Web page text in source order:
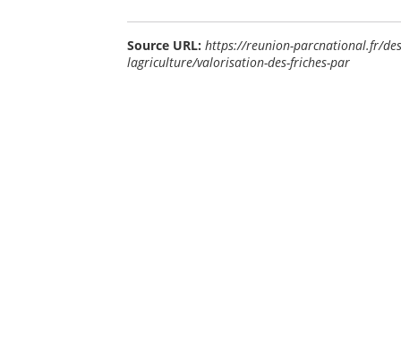
Source URL: https://reunion-parcnational.fr/
lagriculture/valorisation-des-friches-par